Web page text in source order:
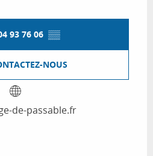
93 76 06 ▒▒
NOUS
de-passable.fr